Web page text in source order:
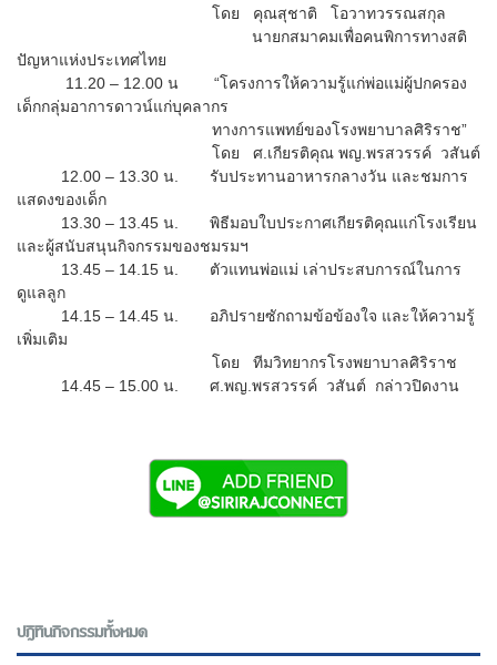
โดย คุณสุชาติ โอวาทวรรณสกุล
นายกสมาคมเพื่อคนพิการทางสติ
ปัญหาแห่งประเทศไทย
11.20 – 12.00 น “โครงการให้ความรู้แก่พ่อแม่ผู้ปกครอง
เด็กกลุ่มอาการดาวน์แก่บุคลากร
ทางการแพทย์ของโรงพยาบาลศิริราช”
โดย ศ.เกียรติคุณ พญ.พรสวรรค์ วสันต์
12.00 – 13.30 น. รับประทานอาหารกลางวัน และชมการ
แสดงของเด็ก
13.30 – 13.45 น. พิธีมอบใบประกาศเกียรติคุณแก่โรงเรียน
และผู้สนับสนุนกิจกรรมของชมรมฯ
13.45 – 14.15 น. ตัวแทนพ่อแม่ เล่าประสบการณ์ในการ
ดูแลลูก
14.15 – 14.45 น. อภิปรายซักถามข้อข้องใจ และให้ความรู้
เพิ่มเติม
โดย ทีมวิทยากรโรงพยาบาลศิริราช
14.45 – 15.00 น. ศ.พญ.พรสวรรค์ วสันต์ กล่าวปิดงาน
ปฎิทินกิจกรรมทั้งหมด